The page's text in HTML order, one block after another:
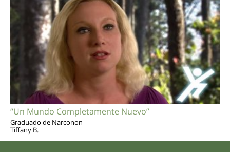
“Un Mundo Completamente Nuevo”
Graduado de Narconon
Tiffany B.